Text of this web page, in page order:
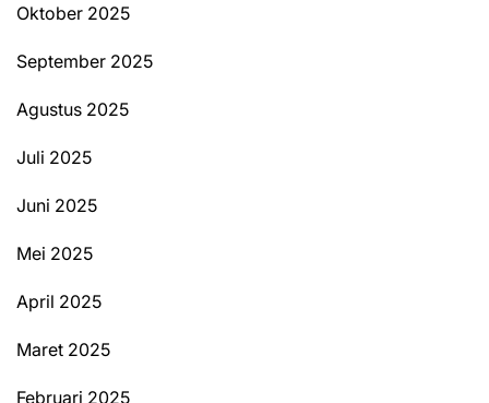
Oktober 2025
September 2025
Agustus 2025
Juli 2025
Juni 2025
Mei 2025
April 2025
Maret 2025
Februari 2025